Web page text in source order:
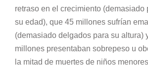
retraso en el crecimiento (demasiado
su edad), que 45 millones sufrían
(demasiado delgados para su altura)
millones presentaban sobrepeso u
la mitad de muertes de niños